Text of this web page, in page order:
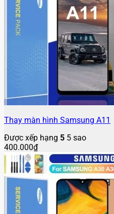
Thay màn hình Samsung A11
Được xếp hạng 5 5 sao
400.000₫